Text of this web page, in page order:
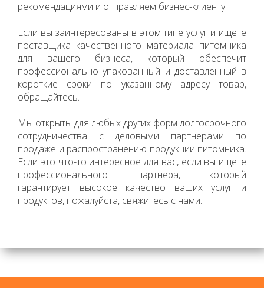
рекомендациями и отправляем бизнес-клиенту.
Если вы заинтересованы в этом типе услуг и ищете
поставщика качественного материала питомника
для вашего бизнеса, который обеспечит
профессионально упакованный и доставленный в
короткие сроки по указанному адресу товар,
обращайтесь.
Мы открыты для любых других форм долгосрочного
сотрудничества с деловыми партнерами по
продаже и распространению продукции питомника.
Если это что-то интересное для вас, если вы ищете
профессионального партнера, который
гарантирует высокое качество ваших услуг и
продуктов, пожалуйста, свяжитесь с нами.